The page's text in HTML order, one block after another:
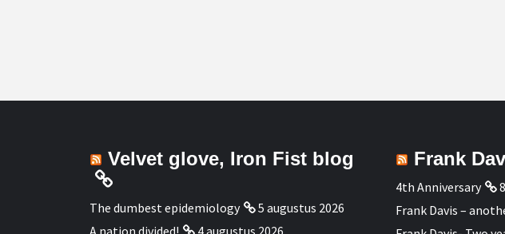
Velvet glove, Iron Fist blog
The dumbest epidemiology
5 augustus 2026
A nation divided!
4 augustus 2026
Frank
4th Anniversary
Frank Davis –